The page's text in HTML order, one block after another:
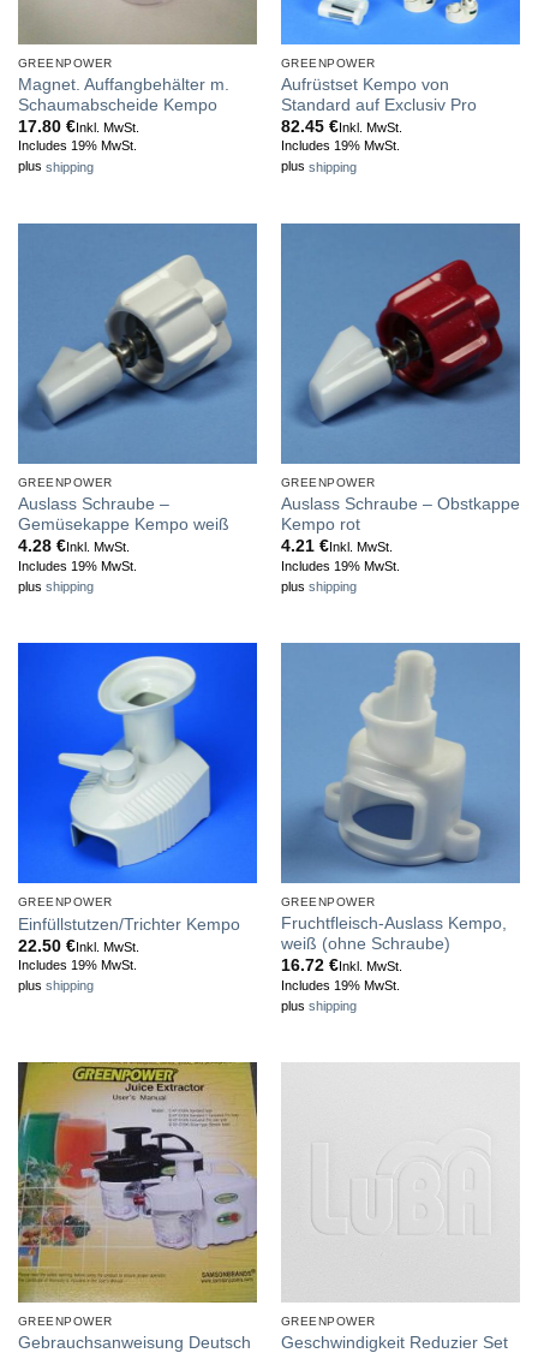
GREENPOWER
Magnet. Auffangbehälter m.
Schaumabscheide Kempo
17.80 €Inkl. MwSt.
Includes 19% MwSt.
plus shipping
GREENPOWER
Aufrüstset Kempo von
Standard auf Exclusiv Pro
82.45 €Inkl. MwSt.
Includes 19% MwSt.
plus shipping
GREENPOWER
Auslass Schraube –
Gemüsekappe Kempo weiß
4.28 €Inkl. MwSt.
Includes 19% MwSt.
plus shipping
GREENPOWER
Auslass Schraube – Obstkappe
Kempo rot
4.21 €Inkl. MwSt.
Includes 19% MwSt.
plus shipping
GREENPOWER
Einfüllstutzen/Trichter Kempo
22.50 €Inkl. MwSt.
Includes 19% MwSt.
plus shipping
GREENPOWER
Fruchtfleisch-Auslass Kempo,
weiß (ohne Schraube)
16.72 €Inkl. MwSt.
Includes 19% MwSt.
plus shipping
GREENPOWER
Gebrauchsanweisung Deutsch
GREENPOWER
Geschwindigkeit Reduzier Set